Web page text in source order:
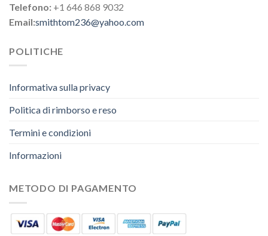
Telefono: +1 646 868 9032
Email:smithtom236@yahoo.com
POLITICHE
Informativa sulla privacy
Politica di rimborso e reso
Termini e condizioni
Informazioni
METODO DI PAGAMENTO